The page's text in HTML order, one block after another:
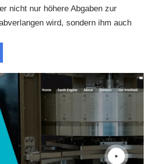
nicht nur höhere Abgaben zur
wird, sondern ihm auch